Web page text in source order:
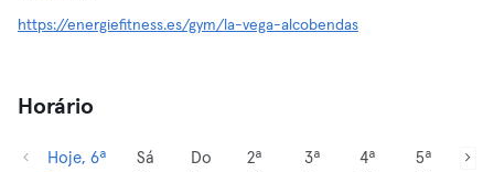
https://energiefitness.es/gym/la-vega-alcobendas
Horário
Hoje, 6ª
Sá
Do
2ª
3ª
4ª
5ª